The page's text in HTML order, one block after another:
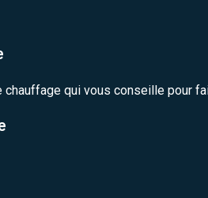
qui vous conseille pour